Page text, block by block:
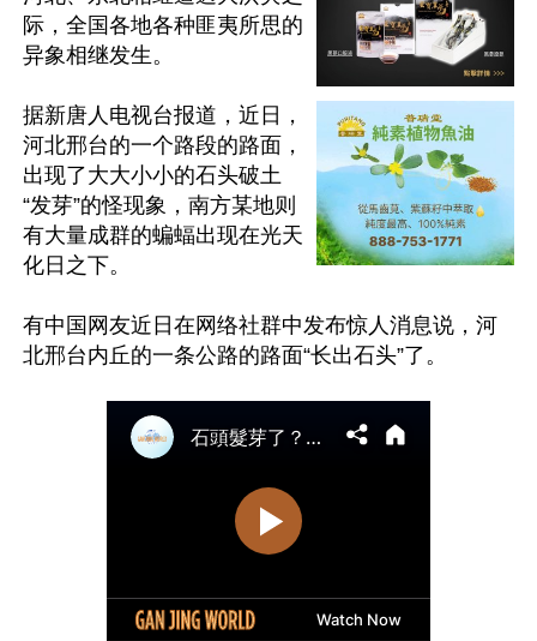
际，全国各地各种匪夷所思的
异象相继发生。
据新唐人电视台报道，近日，
河北邢台的一个路段的路面，
出现了大大小小的石头破土
“发芽”的怪现象，南方某地则
有大量成群的蝙蝠出现在光天
化日之下。
有中国网友近日在网络社群中发布惊人消息说，河